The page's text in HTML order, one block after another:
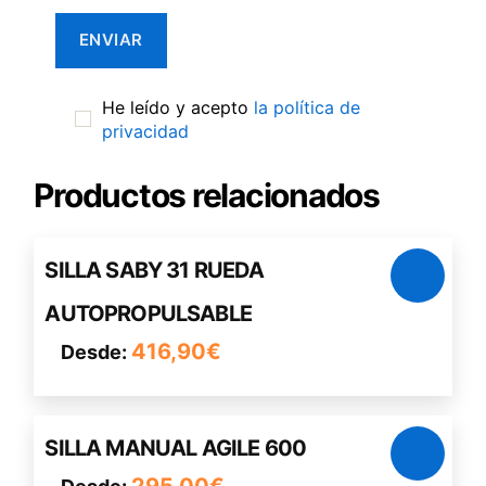
He leído y acepto la política de
privacidad
Productos relacionados
SILLA SABY 31 RUEDA
AUTOPROPULSABLE
Desde: 416,90€
Este
tiene
múltiples
Las
se
pueden
SILLA MANUAL AGILE 600
Este